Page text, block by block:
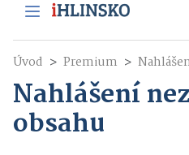
Úvod Premium
Nahlášení
obsahu